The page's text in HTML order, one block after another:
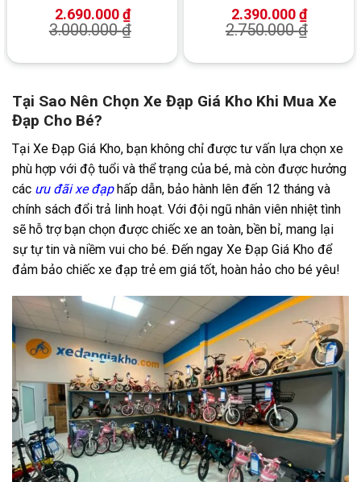
2.690.000₫
3.000.000₫
2.390.000₫
2.750.000₫
Tại Sao Nên Chọn Xe Đạp Giá Kho Khi Mua Xe
Đạp Cho Bé?
Tại Xe Đạp Giá Kho, bạn không chỉ được tư vấn lựa chọn xe
phù hợp với độ tuổi và thể trạng của bé, mà còn được hưởng
các ưu đãi xe đạphấp dẫn, bảo hành lên đến 12 tháng và
chính sách đổi trả linh hoạt. Với đội ngũ nhân viên nhiệt tình
sẽ hỗ trợ bạn chọn được chiếc xe an toàn, bền bỉ, mang lại
sự tự tin và niềm vui cho bé. Đến ngay Xe Đạp Giá Kho để
đảm bảo chiếc xe đạp trẻ em giá tốt, hoàn hảo cho bé yêu!